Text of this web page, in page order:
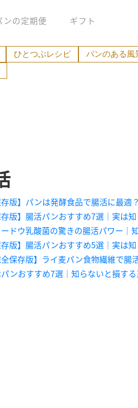
ンの定期便 ギフト
ひとつぶレシピ パンのある風
存版】パンは発酵食品で腸活に最
存版】腸活パンおすすめ7選｜実は
ドウ乳酸菌の驚きの腸活パワー｜
存版】腸活パンおすすめ5選｜実は
全保存版】ライ麦パン食物繊維で
ンおすすめ7選｜知らないと損す